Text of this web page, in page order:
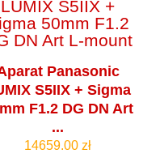
Panasonic
S5IIX + Sigma
F1.2 DG DN Art
...
14659.00 zł